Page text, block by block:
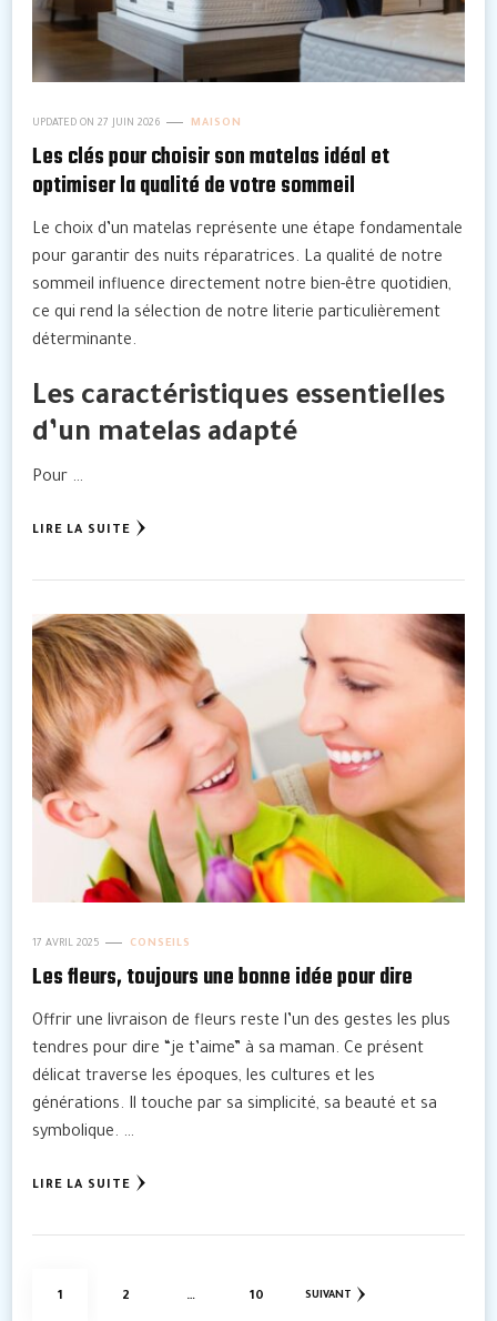
UPDATED ON 27 JUIN 2026 MAISON
Les clés pour choisir son matelas idéal et
optimiser la qualité de votre sommeil
Le choix d’un matelas représente une étape fondamentale
pour garantir des nuits réparatrices. La qualité de notre
sommeil influence directement notre bien-être quotidien,
ce qui rend la sélection de notre literie particulièrement
déterminante.
Les caractéristiques essentielles
d’un matelas adapté
Pour …
LIRE LA SUITE
17 AVRIL 2025 CONSEILS
Les fleurs, toujours une bonne idée pour dire
Offrir une livraison de fleurs reste l’un des gestes les plus
tendres pour dire “je t’aime” à sa maman. Ce présent
délicat traverse les époques, les cultures et les
générations. Il touche par sa simplicité, sa beauté et sa
symbolique. …
LIRE LA SUITE
Pagination
PAGE
1 PAGE
2 … PAGE
10 SUIVANT